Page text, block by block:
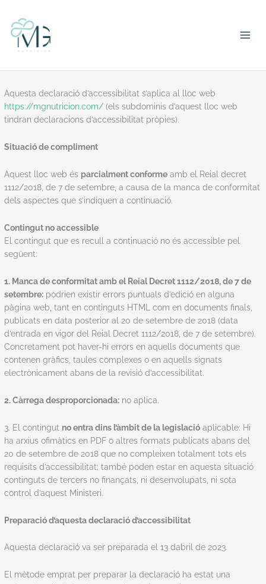
contingut
Aquesta declaració d’accessibilitat s’aplica al lloc web
https://mgnutricion.com/ (els subdominis d’aquest lloc web
tindran declaracions d’accessibilitat pròpies).
Situació de compliment
Aquest lloc web és parcialment conforme amb el Reial decret
1112/2018, de 7 de setembre, a causa de la manca de conformitat
dels aspectes que s’indiquen a continuació.
Contingut no accessible
El contingut que es recull a continuació no és accessible pel
següent:
1. Manca de conformitat amb el Reial Decret 1112/2018, de 7 de
setembre: podrien existir errors puntuals d’edició en alguna
pàgina web, tant en continguts HTML com en documents finals,
publicats en data posterior al 20 de setembre de 2018 (data
d’entrada en vigor del Reial Decret 1112/2018, de 7 de setembre).
Concretament pot haver-hi errors en aquells documents que
contenen gràfics, taules complexes o en aquells signats
electrònicament abans de la revisió d’accessibilitat.
2. Càrrega desproporcionada: no aplica.
3. El contingut no entra dins l’àmbit de la legislació aplicable: Hi
ha arxius ofimàtics en PDF o altres formats publicats abans del
20 de setembre de 2018 que no compleixen totalment tots els
requisits d’accessibilitat; també poden estar en aquesta situació
continguts de tercers no finançats, ni desenvolupats, ni sota
control d’aquest Ministeri.
Preparació d’aquesta declaració d’accessibilitat
Aquesta declaració va ser preparada el 13 dabril de 2023.
El mètode emprat per preparar la declaració ha estat una